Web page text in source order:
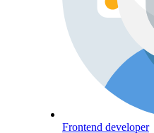
Frontend developer